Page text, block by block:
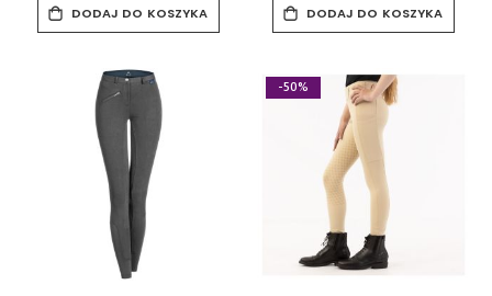
DODAJ DO KOSZYKA DODAJ DO KOSZYKA
-50%